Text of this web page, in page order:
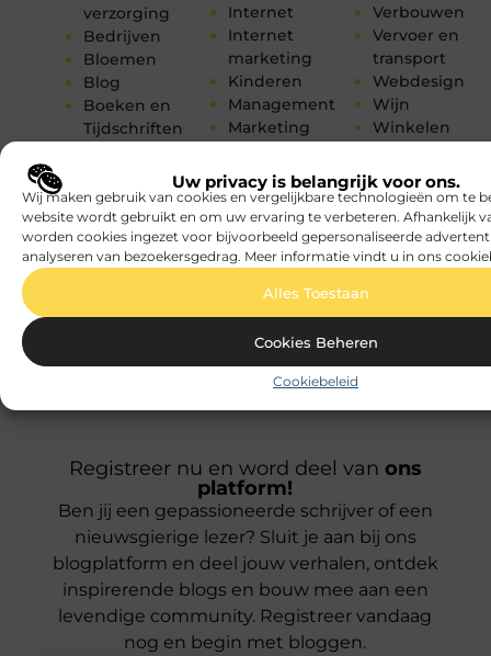
Uw privacy is belangrijk voor ons.
Wij maken gebruik van cookies en vergelijkbare technologieën om te
website wordt gebruikt en om uw ervaring te verbeteren. Afhankelijk
worden cookies ingezet voor bijvoorbeeld gepersonaliseerde
analyseren van bezoekersgedrag. Meer informatie vindt u in ons
Alles Toestaan
Cookies Beheren
Cookiebeleid
verzorging
Bedrijven
Bloemen
Blog
Boeken en
Tijdschriften
Dienstverlening
Dieren
Electronica en
Computers
Energie
Internet
Internet
marketing
Kinderen
Management
Marketing
Meubels
MKB
Mode en
Kleding
Muziek
Verbouwen
Vervoer en
transport
Webdesign
Wijn
Winkelen
Woningen
Zakelijk
Zakelijke
Zorg
Registreer nu en word deel van ons
platform!
Ben jij een gepassioneerde schrijver of een
nieuwsgierige lezer? Sluit je aan bij ons
blogplatform en deel jouw verhalen, ontdek
inspirerende blogs en bouw mee aan een
levendige community. Registreer vandaag
nog en begin met bloggen.